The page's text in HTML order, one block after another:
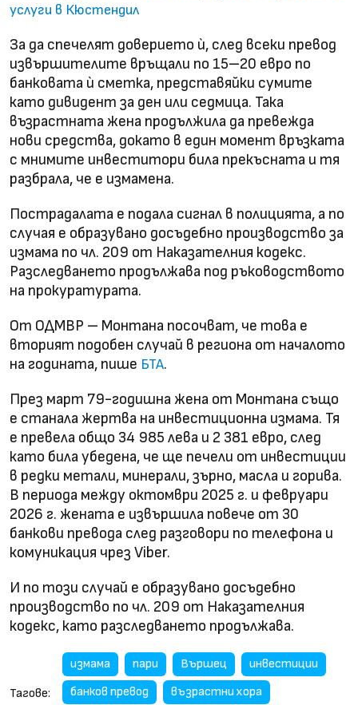
услуги в Кюстендил
За да спечелят доверието ѝ, след всеки превод
извършителите връщали по 15–20 евро по
банковата ѝ сметка, представяйки сумите
като дивидент за ден или седмица. Така
възрастната жена продължила да превежда
нови средства, докато в един момент връзката
с мнимите инвеститори била прекъсната и тя
разбрала, че е измамена.
Пострадалата е подала сигнал в полицията, а по
случая е образувано досъдебно производство за
измама по чл. 209 от Наказателния кодекс.
Разследването продължава под ръководството
на прокуратурата.
От ОДМВР – Монтана посочват, че това е
вторият подобен случай в региона от началото
на годината, пише БТА.
През март 79-годишна жена от Монтана също
е станала жертва на инвестиционна измама. Тя
е превела общо 34 985 лева и 2 381 евро, след
като била убедена, че ще печели от инвестиции
в редки метали, минерали, зърно, масла и горива.
В периода между октомври 2025 г. и февруари
2026 г. жената е извършила повече от 30
банкови превода след разговори по телефона и
комуникация чрез Viber.
И по този случай е образувано досъдебно
производство по чл. 209 от Наказателния
кодекс, като разследването продължава.
Тагове:
измама пари Вършец
инвестиции
банков превод
възрастни хора